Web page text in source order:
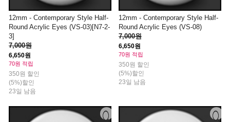
12mm - Contemporary Style Half-
Round Acrylic Eyes (VS-03)[N7-2-
3]
7,000원
6,650원
70원 적립
350원 할인
(5%)할인
23일 남음
12mm - Contemporary Style Half-
Round Acrylic Eyes (VS-08)
7,000원
6,650원
70원 적립
350원 할인
(5%)할인
23일 남음